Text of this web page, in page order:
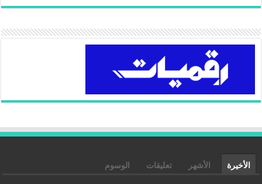
الأخيرة الأشهر تعليقات الوسوم